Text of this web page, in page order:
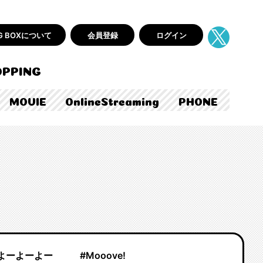
MOVIE OnlineStreaming PHONE
BOXについて 会員登録 ログイン
ーよーよー #Mooove!